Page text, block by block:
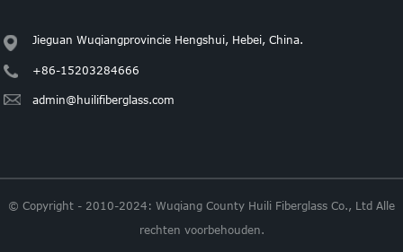
Jieguan Wuqiangprovincie Hengshui, Hebei, China.
+86-15203284666
admin@huilifiberglass.com
© Copyright - 2010-2024: Wuqiang County Huili Fiberglass Co., Ltd Alle
rechten voorbehouden.